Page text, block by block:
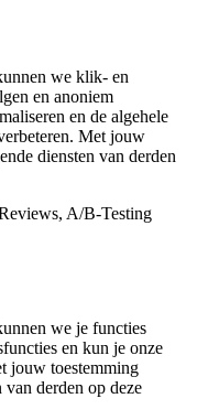
we klik- en
en anoniem
en de algehele
Met jouw
diensten van derden
A/B-Testing
we je functies
en kun je onze
jouw toestemming
derden op deze